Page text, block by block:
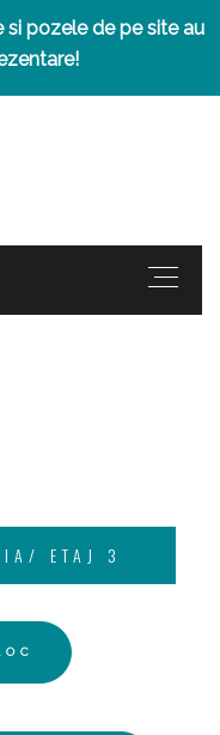
si pozele de pe site au
ETAJ 3